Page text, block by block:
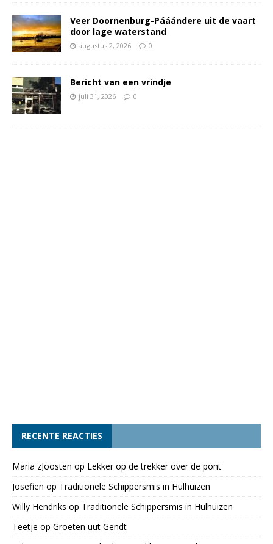
Veer Doornenburg-Pááándere uit de vaart
door lage waterstand
augustus 2, 2026 0
Bericht van een vrindje
juli 31, 2026 0
RECENTE REACTIES
Maria zJoosten op Lekker op de trekker over de pont
Josefien op Traditionele Schippersmis in Hulhuizen
Willy Hendriks op Traditionele Schippersmis in Hulhuizen
Teetje op Groeten uut Gendt